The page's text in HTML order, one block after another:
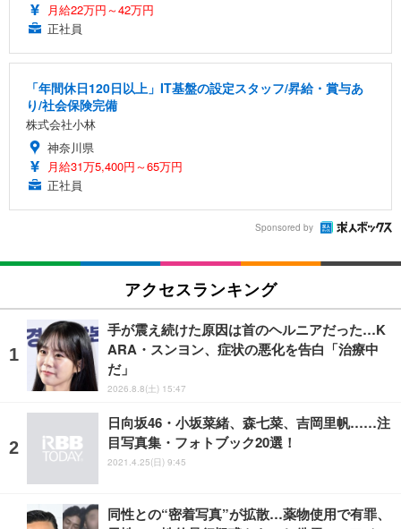
月給22万円～42万円
正社員
「年間休日120日以上」IT基盤の設定スタッフ/昇給・賞与あ
り/社会保険完備
株式会社小林
神奈川県
月給31万5,400円～65万円
正社員
Sponsored by
アクセスランキング
手が震え続けた原因は首のヘルニアだった…K
ARA・スンヨン、症状の悪化を告白「治療中
だ」
2026.8.8(土) 15:47
日向坂46・小坂菜緒、森七菜、吉岡里帆……注
目写真集・フォトブック20選！
2021.4.25(日) 9:45
同性との“密着写真”が拡散…薬物使用で有罪、